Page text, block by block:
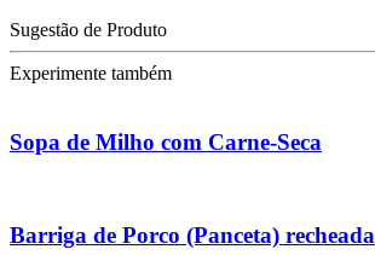
Sugestão de Produto
Experimente também
Sopa de Milho com Carne-Seca
Barriga de Porco (Panceta) recheada